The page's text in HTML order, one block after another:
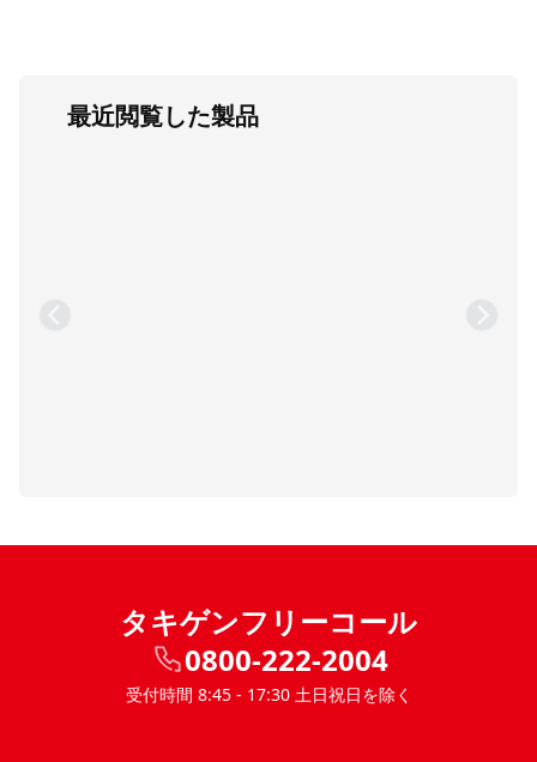
最近閲覧した製品
タキゲンフリーコール
0800-222-2004
受付時間 8:45 - 17:30 土日祝日を除く